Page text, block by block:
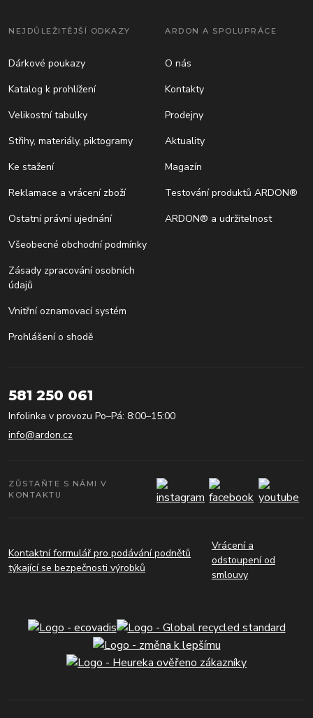
NEJDŮLEŽITĚJŠÍ ODKAZY
Dárkové poukazy
Katalog k prohlížení
Velikostní tabulky
Střihy, materiály, piktogramy
Ke stažení
Reklamace a vrácení zboží
Ostatní právní ujednání
Všeobecné obchodní podmínky
Zásady zpracování osobních
údajů
Vnitřní oznamovací systém
Prohlášení o shodě
ARDON A SPOLUPRÁCE
O nás
Kontakty
Prodejny
Aktuality
Magazín
Testování produktů ARDON®
ARDON® a udržitelnost
581 250 061
Infolinka v provozu Po–Pá: 8:00–15:00
info@ardon.cz
ZŮSTAŇTE S NÁMI V
KONTAKTU
Kontaktní formulář pro podávání podnětů
týkající se bezpečnosti výrobků
Vrácení a
odstoupení od
smlouvy